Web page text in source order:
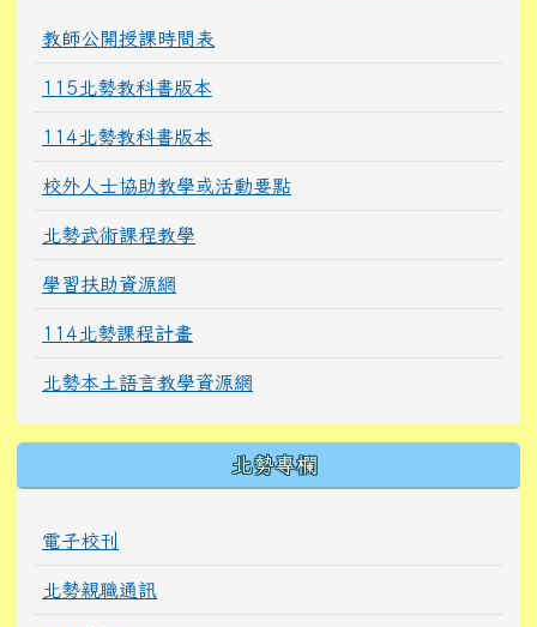
教師公開授課時間表
115北勢教科書版本
114北勢教科書版本
校外人士協助教學或活動要點
北勢武術課程教學
學習扶助資源網
114北勢課程計畫
北勢本土語言教學資源網
北勢專欄
電子校刊
北勢親職通訊